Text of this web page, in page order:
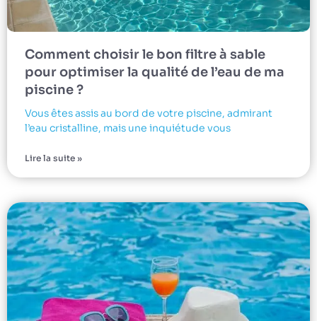
Comment choisir le bon filtre à sable
pour optimiser la qualité de l’eau de ma
piscine ?
Vous êtes assis au bord de votre piscine, admirant
l’eau cristalline, mais une inquiétude vous
Lire la suite »